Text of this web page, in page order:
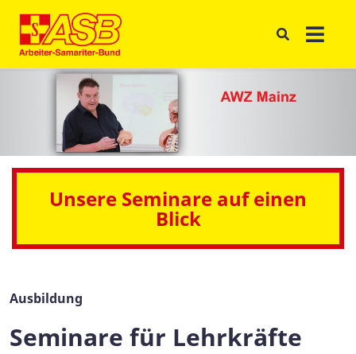
Unsere Seminare auf einen
Blick
Ausbildung
Seminare für Lehrkräfte